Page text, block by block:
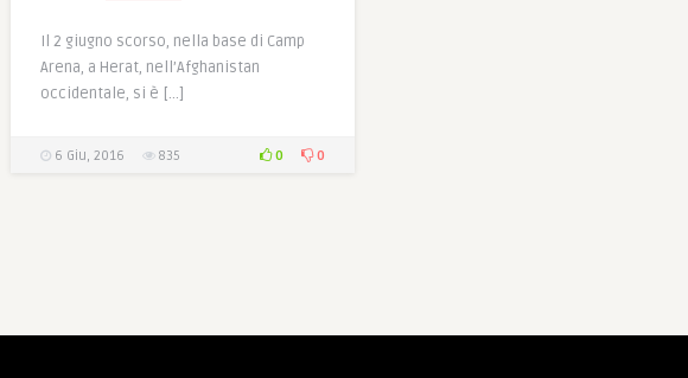
Il 2 giugno scorso, nella base di Camp
Arena, a Herat, nell’Afghanistan
occidentale, si è […]
6 Giu, 2016 835 0 0